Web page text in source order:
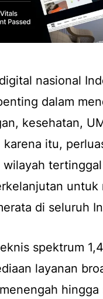
nasional
dalam
kesehatan,
itu,
untuk
di seluruh
spektrum
layanan
hingga